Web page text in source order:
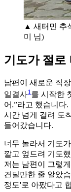
▲ 새터민 추
미 님)
기도가 절로
남편이 새로운 직
일결사1 를 시작한
어.”라고 했습니다
시간 넘게 걸려 도
들어갔습니다.
너무 놀라서 기도
깔고 엎드려 기도
저는 남편이 그렇
견딜만한 줄 알았
정도'로 아팠다고